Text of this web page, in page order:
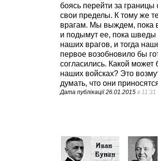
боясь перейти за
свои пределы. К тому же
врагам. Мы выждем, пока
и подымут ее, пока шведы
наших врагов, и тогда
первое возобновило бы
согласились. Какой может
наших войсках? Это
думать, что они
Дата публікації26.01.2015 в 11:31